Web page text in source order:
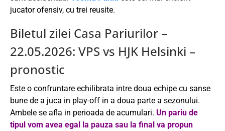
jucator ofensiv, cu trei reusite.
Biletul zilei Casa Pariurilor –
22.05.2026: VPS vs HJK Helsinki –
pronostic
Este o confruntare echilibrata intre doua echipe cu sanse
bune de a juca in play-off in a doua parte a sezonului.
Ambele se afla in perioada de acumulari. Un pariu de
tipul vom avea egal la pauza sau la final va propun